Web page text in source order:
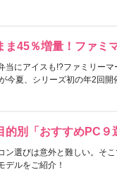
ま45％増量！ファミ
当にアイスも!?ファミリー
今夏、シリーズ初の年2回開
的別「おすすめPC９
ン選びは意外と難しい。そ
デルをご紹介！